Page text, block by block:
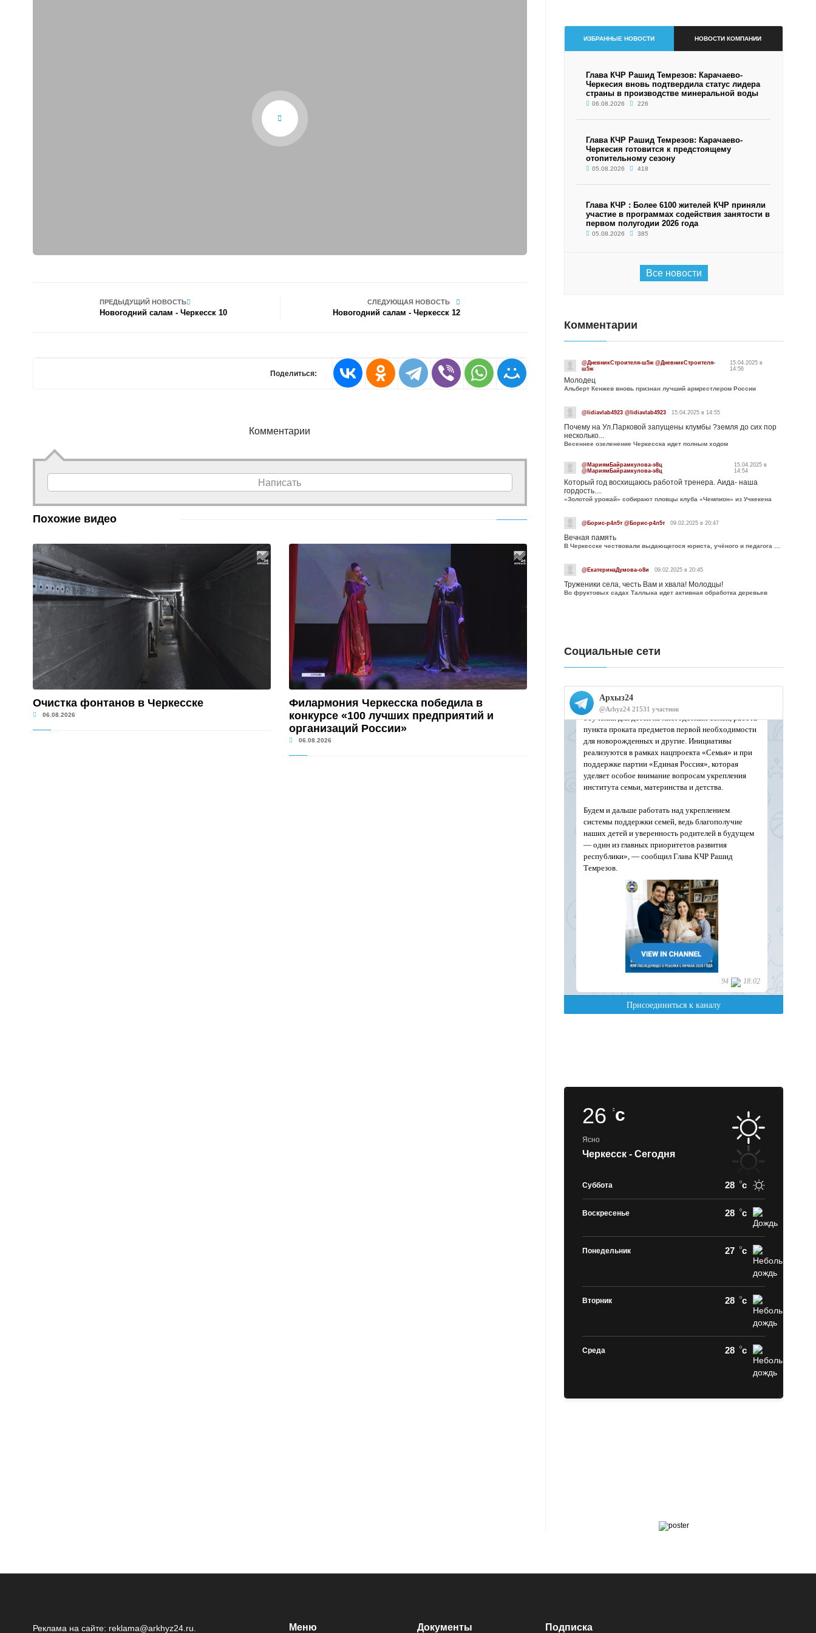
ПРЕДЫДУЩИЙ НОВОСТЬ
Новогодний салам - Черкесск 10
СЛЕДУЮЩАЯ НОВОСТЬ
Новогодний салам - Черкесск 12
Поделиться:
Комментарии
Написать
Похожие видео
Очистка фонтанов в Черкесске
06.08.2026
Филармония Черкесска победила в
конкурсе «100 лучших предприятий и
организаций России»
06.08.2026
ИЗБРАННЫЕ НОВОСТИ НОВОСТИ КОМПАНИИ
Глава КЧР Рашид Темрезов: Карачаево-
Черкесия вновь подтвердила статус лидера
страны в производстве минеральной воды
06.08.2026 226
Глава КЧР Рашид Темрезов: Карачаево-
Черкесия готовится к предстоящему
отопительному сезону
05.08.2026 418
Глава КЧР : Более 6100 жителей КЧР приняли
участие в программах содействия занятости в
первом полугодии 2026 года
05.08.2026 385
Все новости
Комментарии
@ДневникСтроителя-ш5ж @ДневникСтроителя-
ш5ж
15.04.2025 в
14:56
Молодец
Альберт Кенжев вновь признан лучший армрестлером России
@lidiavlab4923 @lidiavlab4923 15.04.2025 в 14:55
Почему на Ул.Парковой запущены клумбы ?земля до сих пор
несколько...
Весеннее озеленение Черкесска идет полным ходом
@МариямБайрамкулова-э8ц
@МариямБайрамкулова-э8ц
15.04.2025 в
14:54
Который год восхищаюсь работой тренера. Аида- наша
гордость....
«Золотой урожай» собирают пловцы клуба «Чемпион» из Учкекена
@Борис-р4л5т @Борис-р4л5т 09.02.2025 в 20:47
Вечная память
@ЕкатеринаДумова-о8и 09.02.2025 в 20:45
Труженики села, честь Вам и хвала! Молодцы!
Во фруктовых садах Таллыка идет активная обработка деревьев
Социальные сети
26c
Ясно
Черкесск - Сегодня
Суббота 28 c
Воскресенье 28 c
Понедельник 27 c
Вторник 28 c
Среда 28 c
Реклама на сайте: reklama@arkhyz24.ru Меню Документы Подписка